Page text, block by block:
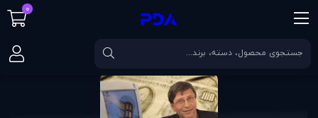
صفحه اصلی مقالات چقدر از شغلتان راضی هستيد؟
0